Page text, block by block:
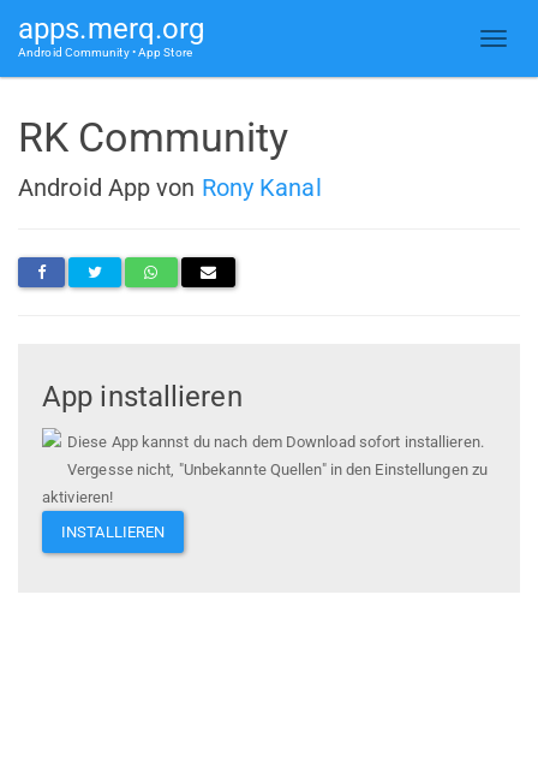
apps.merq.org
Android Community • App Store
RK Community
Android App von Rony Kanal
App installieren
Diese App kannst du nach dem Download sofort installieren.
Vergesse nicht, "Unbekannte Quellen" in den Einstellungen zu
aktivieren!
INSTALLIEREN